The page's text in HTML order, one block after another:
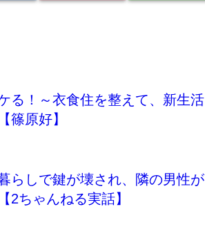
る！～衣食住を整えて、新生活
篠原好】
らしで鍵が壊され、隣の男性が
ちゃんねる実話】